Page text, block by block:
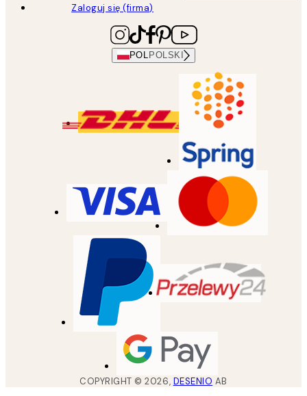
Zaloguj się (firma)
POL POLSKI
COPYRIGHT ©2026, DESENIO AB